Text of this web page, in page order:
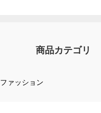
商品カテゴリ
ファッション